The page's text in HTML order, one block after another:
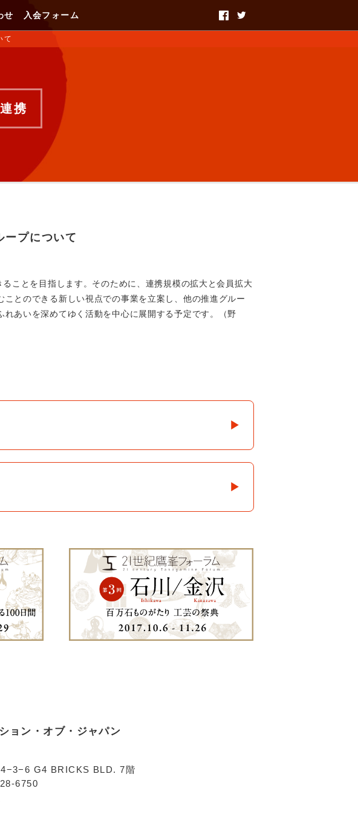
せ 入会フォーム
て
携
ープについて
ことを目指します。そのために、連携規模の拡大と会員拡大
とのできる新しい視点での事業を立案し、他の推進グルー
あいを深めてゆく活動を中心に展開する予定です。（野
ョン・オブ・ジャパン
G4 BRICKS BLD. 7階
6750